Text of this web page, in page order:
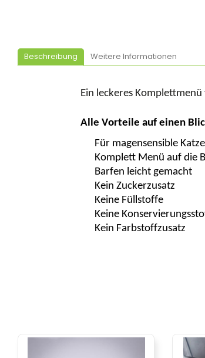
Beschreibung Weitere Informationen
Ein leckeres
Alle Vorteile auf einen
Für magensensible
Komplett Menü auf die
Barfen leicht gemacht
Kein Zuckerzusatz
Keine Füllstoffe
Keine
Kein Farbstoffzusatz